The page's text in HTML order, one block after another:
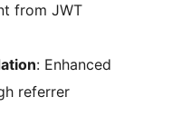
from JWT
: Enhanced
referrer